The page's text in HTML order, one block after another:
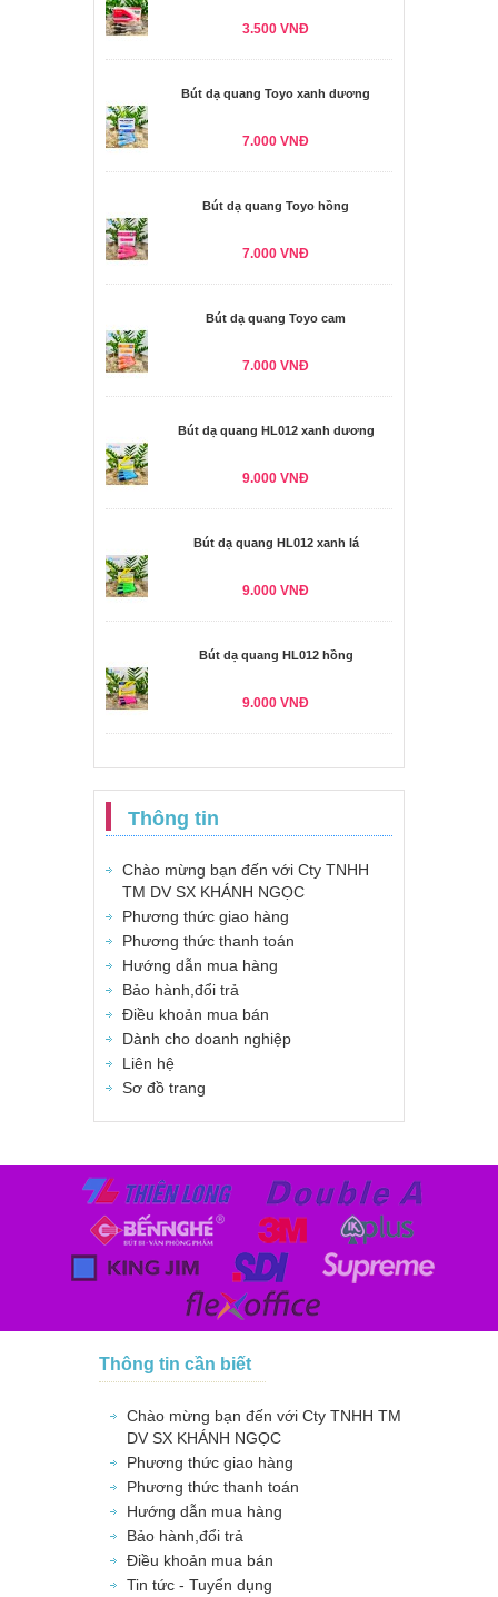
3.500 VNĐ
Bút dạ quang Toyo xanh dương
7.000 VNĐ
Bút dạ quang Toyo hồng
7.000 VNĐ
Bút dạ quang Toyo cam
7.000 VNĐ
Bút dạ quang HL012 xanh dương
9.000 VNĐ
Bút dạ quang HL012 xanh lá
9.000 VNĐ
Bút dạ quang HL012 hồng
9.000 VNĐ
Thông tin
Chào mừng bạn đến với Cty TNHH
TM DV SX KHÁNH NGỌC
Phương thức giao hàng
Phương thức thanh toán
Hướng dẫn mua hàng
Bảo hành,đổi trả
Điều khoản mua bán
Dành cho doanh nghiệp
Liên hệ
Sơ đồ trang
Thông tin cần biết
Chào mừng bạn đến với Cty TNHH TM
DV SX KHÁNH NGỌC
Phương thức giao hàng
Phương thức thanh toán
Hướng dẫn mua hàng
Bảo hành,đổi trả
Điều khoản mua bán
Tin tức - Tuyển dụng